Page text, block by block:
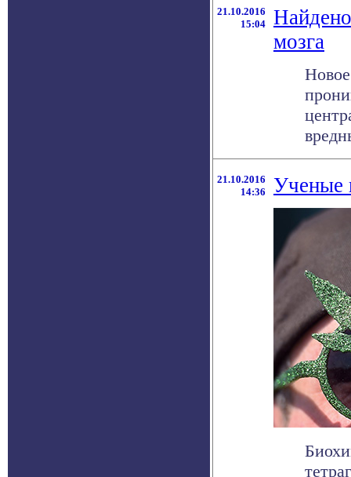
21.10.2016
15:04
мозга
21.10.2016
14:36
Ученые